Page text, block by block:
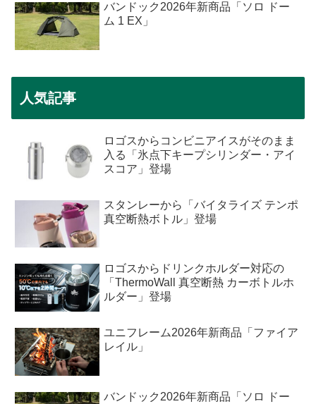
バンドック2026年新商品「ソロ ドー
ム 1 EX」
人気記事
ロゴスからコンビニアイスがそのまま
入る「氷点下キープシリンダー・アイ
スコア」登場
スタンレーから「バイタライズ テンポ
真空断熱ボトル」登場
ロゴスからドリンクホルダー対応の
「ThermoWall 真空断熱 カーボトルホ
ルダー」登場
ユニフレーム2026年新商品「ファイア
レイル」
バンドック2026年新商品「ソロ ドー